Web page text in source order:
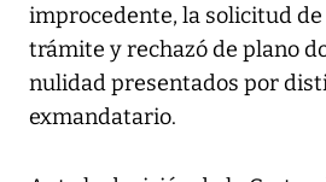
improcedente, la solicitud
trámite y rechazó de plano
nulidad presentados por
exmandatario.